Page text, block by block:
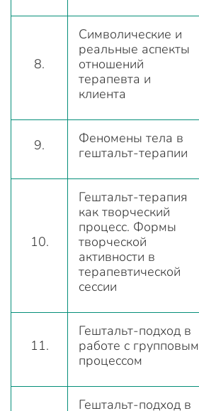
8.
Символические и
реальные аспекты
отношений
терапевта и
клиента
9.
Феномены тела в
гештальт-терапии
10.
Гештальт-терапия
как творческий
процесс. Формы
творческой
активности в
терапевтической
сессии
11.
Гештальт-подход в
работе с групповым
процессом
Гештальт-подход в